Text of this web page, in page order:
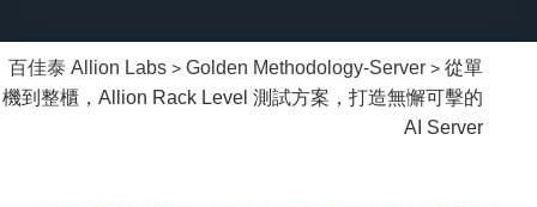
百佳泰 Allion Labs >Golden Methodology-Server >從單
機到整櫃，Allion Rack Level 測試方案，打造無懈可擊的
AI Server